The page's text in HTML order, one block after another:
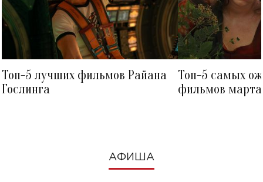
Топ-5 лучших фильмов Райана
Гослинга
Топ-5 самых
фильмов
АФИША